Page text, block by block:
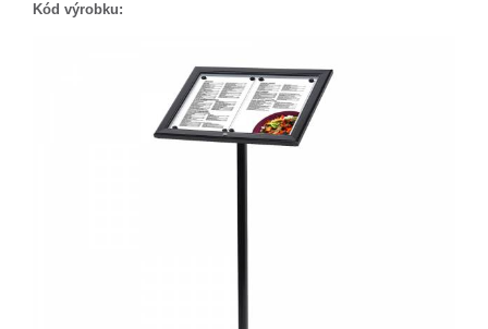
Kód výrobku: